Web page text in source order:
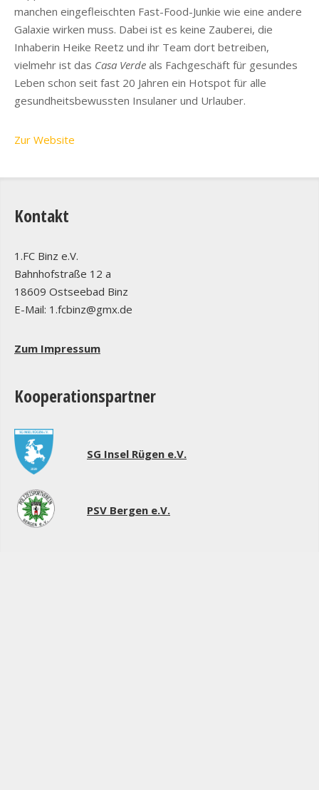
manchen eingefleischten Fast-Food-Junkie wie eine andere
Galaxie wirken muss. Dabei ist es keine Zauberei, die
Inhaberin Heike Reetz und ihr Team dort betreiben,
vielmehr ist das Casa Verde als Fachgeschäft für gesundes
Leben schon seit fast 20 Jahren ein Hotspot für alle
gesundheitsbewussten Insulaner und Urlauber.
Zur Website
Kontakt
1.FC Binz e.V.
Bahnhofstraße 12 a
18609 Ostseebad Binz
E-Mail: 1.fcbinz@gmx.de
Zum Impressum
Kooperationspartner
SG Insel Rügen e.V.
PSV Bergen e.V.